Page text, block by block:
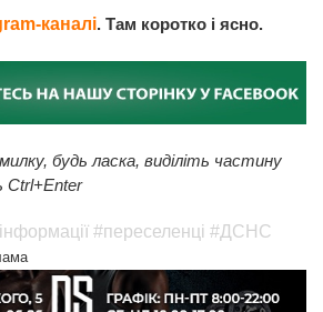
каналі. Там коротко і ясно.
будь ласка, виділіть частину
Ctrl+Enter
#переселенці #ДСНС